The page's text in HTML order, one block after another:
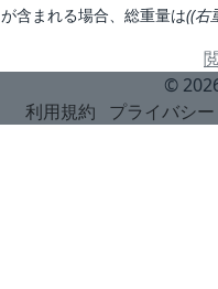
含まれる場合、総重量は((右
©
利用規約
プライバシー